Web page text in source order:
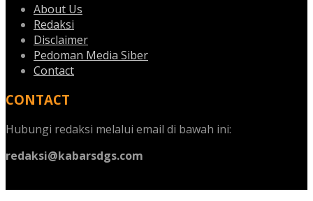
About Us
Redaksi
Disclaimer
Pedoman Media Siber
Contact
CONTACT
Hubungi redaksi melalui email di bawah ini:
redaksi@kabarsdgs.com